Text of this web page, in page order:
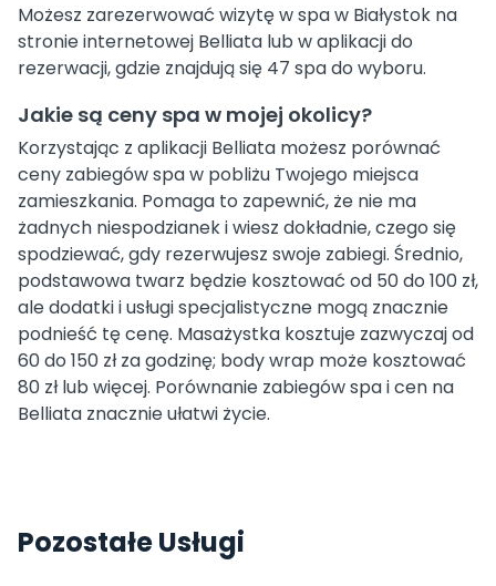
Możesz zarezerwować wizytę w spa w Białystok na
stronie internetowej Belliata lub w aplikacji do
rezerwacji, gdzie znajdują się 47 spa do wyboru.
Jakie są ceny spa w mojej okolicy?
Korzystając z aplikacji Belliata możesz porównać
ceny zabiegów spa w pobliżu Twojego miejsca
zamieszkania. Pomaga to zapewnić, że nie ma
żadnych niespodzianek i wiesz dokładnie, czego się
spodziewać, gdy rezerwujesz swoje zabiegi. Średnio,
podstawowa twarz będzie kosztować od 50 do 100 zł,
ale dodatki i usługi specjalistyczne mogą znacznie
podnieść tę cenę. Masażystka kosztuje zazwyczaj od
60 do 150 zł za godzinę; body wrap może kosztować
80 zł lub więcej. Porównanie zabiegów spa i cen na
Belliata znacznie ułatwi życie.
Pozostałe Usługi